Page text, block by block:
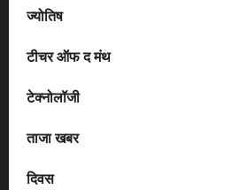
ज्योतिष
टीचर ऑफ द मंथ
टेक्नोलॉजी
ताजा खबर
दिवस